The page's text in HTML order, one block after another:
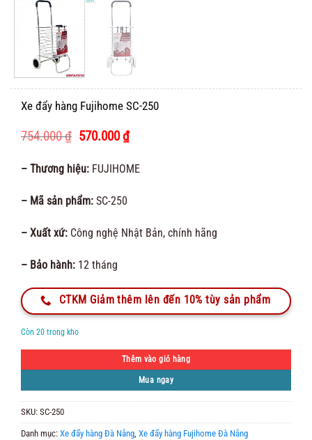
Xe đẩy hàng Fujihome SC-250
754.000₫ Giá
là:
754.000 ₫.
570.000₫Giá
tại
là:
– Thương hiệu: FUJIHOME
– Mã sản phẩm: SC-250
– Xuất xứ: Công nghệ Nhật Bản, chính hãng
– Bảo hành: 12 tháng
CTKM Giảm thêm lên đến 10% tùy sản phẩm
Còn 20 trong kho
Thêm vào giỏ hàng
Mua ngay
SKU: SC-250
Danh mục: Xe đẩy hàng Đà Nẵng, Xe đẩy hàng Fujihome Đà Nẵng